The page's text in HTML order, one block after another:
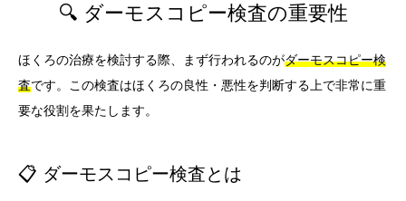
🔍 ダーモスコピー検査の重要性
ほくろの治療を検討する際、まず行われるのがダーモスコピー検
査です。この検査はほくろの良性・悪性を判断する上で非常に重
要な役割を果たします。
📋 ダーモスコピー検査とは